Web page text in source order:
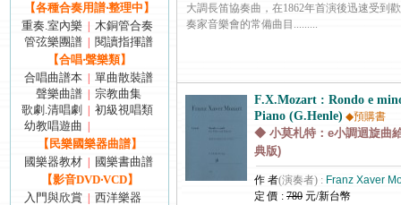
【各種合奏用譜‧整理中】
重奏.室內樂
木銅管合奏
管弦樂團譜
閱讀指揮譜
【合唱‧聲樂類】
合唱曲譜本
單曲散裝譜
聲樂曲譜
宗教曲集
歌劇.清唱劇
初級視唱類
幼教唱遊曲
【民樂國樂器曲譜】
國樂器教材
國樂書曲譜
【影音DVD‧VCD】
入門與欣賞
西洋樂器
大調長笛協奏曲，在1862年首演後迅速受到
奏家音樂會的常備曲目.........
F.X.Mozart : Rondo e
Piano (G.Henle) ◆預購書
◆ 小莫札特：e小調迴旋曲
典版)
作 者(演奏者) : Franz Xaver
定 價 : 780 元/新台幣